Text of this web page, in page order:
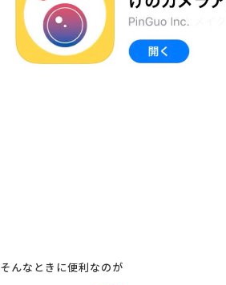
採用情報
お問い合わせ
そんなときに便利なのが